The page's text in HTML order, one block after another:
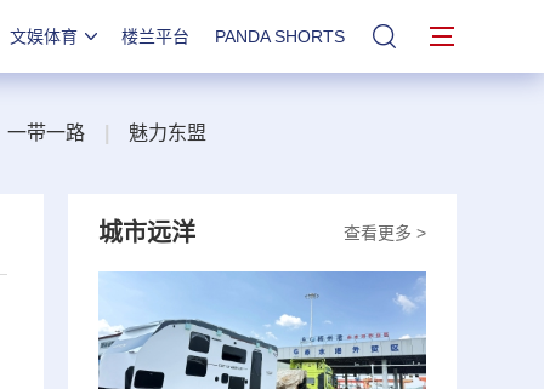
文娱体育 楼兰平台 PANDA SHORTS 站内搜索
一带一路 魅力东盟
查看更多 >
城市远洋